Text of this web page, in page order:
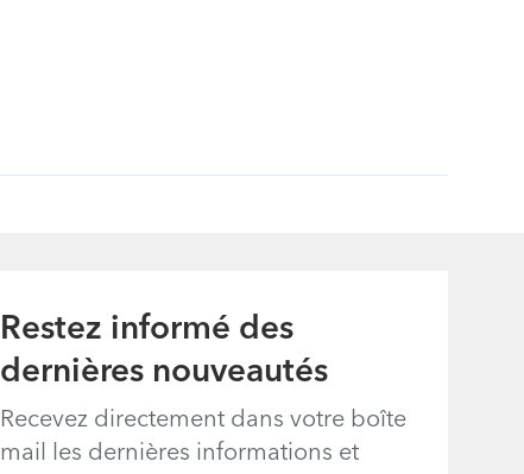
Restez informé des
dernières nouveautés
Recevez directement dans votre boîte
mail les dernières informations et